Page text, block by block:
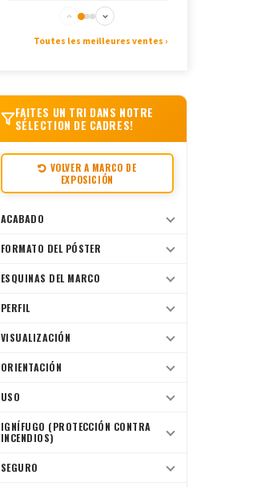
Marco clip-clac aluminio
redondeadas...
8,68 €
12,00 €
Marco clip-clac aluminio
satinado 25mm APET
8,68 €
madera
Tensor de cartel
suspendible con marco
Toutes les meilleures ventes ›
FAITES UN TRI DANS NOTRE
SÉLECTION DE CADRES!
VOLVER A MARCO DE
EXPOSICIÓN
ACABADO
FORMATO DEL PÓSTER
ESQUINAS DEL MARCO
PERFIL
VISUALIZACIÓN
ORIENTACIÓN
USO
IGNÍFUGO (PROTECCIÓN CONTRA
INCENDIOS)
SEGURO